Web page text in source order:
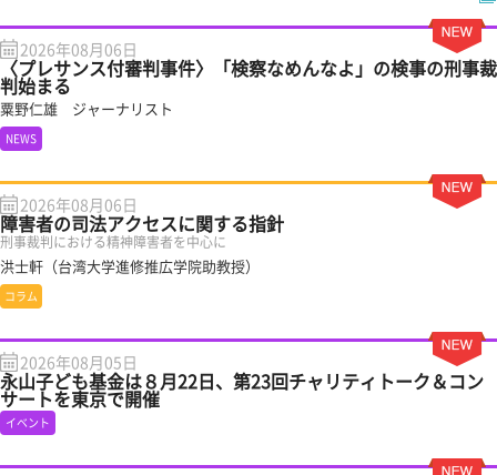
2026年08月06日
〈プレサンス付審判事件〉「検察なめんなよ」の検事の刑事裁
判始まる
粟野仁雄 ジャーナリスト
NEWS
2026年08月06日
障害者の司法アクセスに関する指針
刑事裁判における精神障害者を中心に
洪士軒（台湾大学進修推広学院助教授）
コラム
2026年08月05日
永山子ども基金は８月22日、第23回チャリティトーク＆コン
サートを東京で開催
イベント